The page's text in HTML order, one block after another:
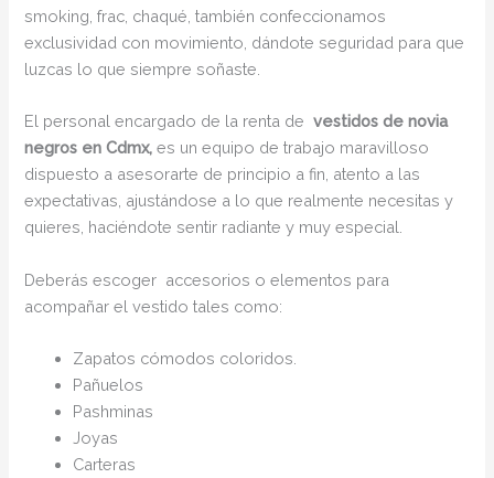
smoking, frac, chaqué, también confeccionamos
exclusividad con movimiento, dándote seguridad para que
luzcas lo que siempre soñaste.
El personal encargado de la renta devestidos de novia
negros en Cdmx, es un equipo de trabajo maravilloso
dispuesto a asesorarte de principio a fin, atento a las
expectativas, ajustándose a lo que realmente necesitas y
quieres, haciéndote sentir radiante y muy especial.
Deberás escoger accesorios o elementos para
acompañar el vestido tales como:
Zapatos cómodos coloridos.
Pañuelos
Pashminas
Joyas
Carteras